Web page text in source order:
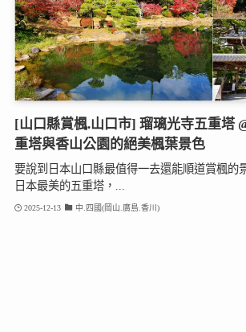
[山口縣賞楓.山口市] 瑠璃光寺五重塔
重塔與香山公園的絕美楓葉景色
要說到日本山口縣最值得一去還能順道賞楓的
日本最美的五重塔，...
2025-12-13 中.四國(岡山.廣島.香川)